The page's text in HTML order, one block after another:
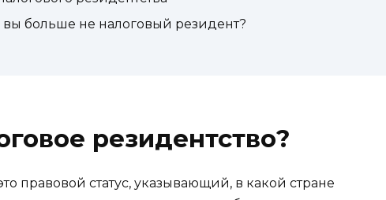
вы больше не налоговый резидент?
резидентство?
правовой статус, указывающий, в какой стране